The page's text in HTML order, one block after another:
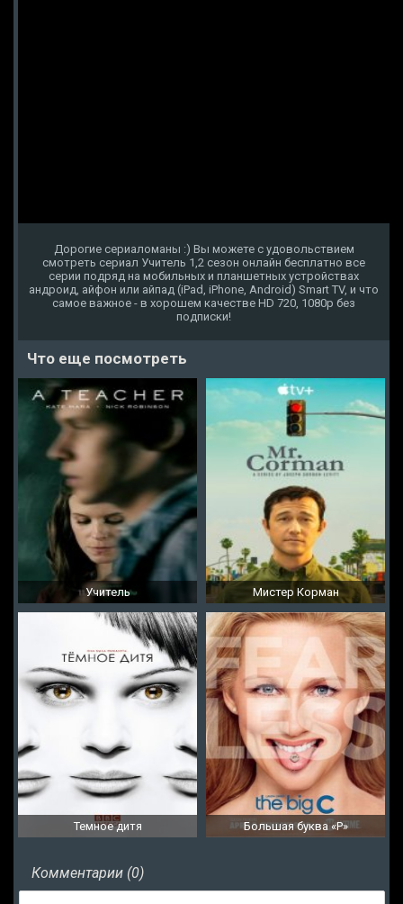
Дорогие сериаломаны :) Вы можете с удовольствием
смотреть сериал Учитель 1,2 сезон онлайн бесплатно все
серии подряд на мобильных и планшетных устройствах
андроид, айфон или айпад (iPad, iPhone, Android) Smart TV, и что
самое важное - в хорошем качестве HD 720, 1080p без
подписки!
Что еще посмотреть
Учитель Мистер Корман
Темное дитя Большая буква «Р»
Комментарии (0)